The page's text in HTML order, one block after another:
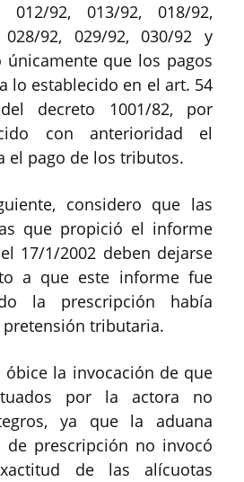
012/92, 013/92, 018/92,
028/92, 029/92, 030/92 y
únicamente que los pagos
lo establecido en el art. 54
decreto 1001/82, por
con anterioridad el
el pago de los tributos.
considero que las
que propició el informe
17/1/2002 deben dejarse
a que este informe fue
la prescripción había
tributaria.
la invocación de que
por la actora no
ya que la aduana
de prescripción no invocó
de las alícuotas